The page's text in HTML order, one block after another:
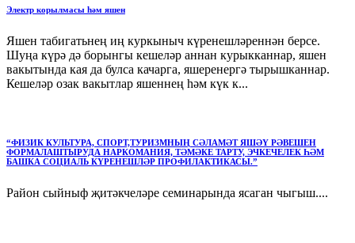
Электр корылмасы һәм яшен
Яшен табигатьнең иң куркыныч күренешләреннән берсе.
Шуңа күрә дә борынгы кешеләр аннан курыкканнар, яшен
вакытында кая да булса качарга, яшеренергә тырышканнар.
Кешеләр озак вакытлар яшеннең һәм күк к...
“ФИЗИК КУЛЬТУРА, СПОРТ,ТУРИЗМНЫҢ СӘЛАМӘТ ЯШӘҮ РӘВЕШЕН
ФОРМАЛАШТЫРУДА НАРКОМАНИЯ, ТӘМӘКЕ ТАРТУ, ЭЧКЕЧЕЛЕК ҺӘМ
БАШКА СОЦИАЛЬ КҮРЕНЕШЛӘР ПРОФИЛАКТИКАСЫ.”
Район сыйныф җитәкчеләре семинарында ясаган чыгыш....